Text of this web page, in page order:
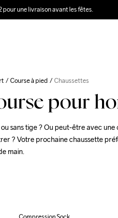
pour une livraison avant les fêtes.
Course à pied Chaussettes
pour
sans tige ? Ou peut-être avec
? Votre prochaine chaussette
main.